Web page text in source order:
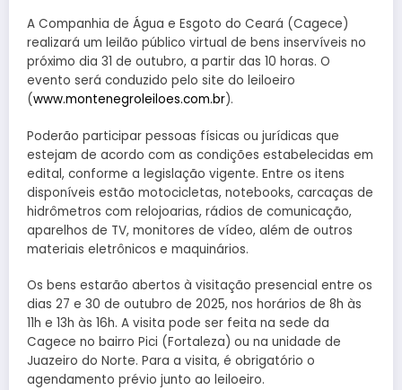
A Companhia de Água e Esgoto do Ceará (Cagece)
realizará um leilão público virtual de bens inservíveis no
próximo dia 31 de outubro, a partir das 10 horas. O
evento será conduzido pelo site do leiloeiro
(www.montenegroleiloes.com.br).
Poderão participar pessoas físicas ou jurídicas que
estejam de acordo com as condições estabelecidas em
edital, conforme a legislação vigente. Entre os itens
disponíveis estão motocicletas, notebooks, carcaças de
hidrômetros com relojoarias, rádios de comunicação,
aparelhos de TV, monitores de vídeo, além de outros
materiais eletrônicos e maquinários.
Os bens estarão abertos à visitação presencial entre os
dias 27 e 30 de outubro de 2025, nos horários de 8h às
11h e 13h às 16h. A visita pode ser feita na sede da
Cagece no bairro Pici (Fortaleza) ou na unidade de
Juazeiro do Norte. Para a visita, é obrigatório o
agendamento prévio junto ao leiloeiro.